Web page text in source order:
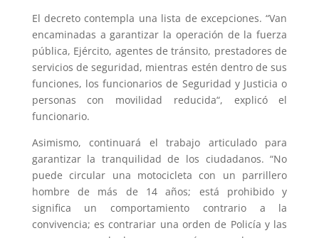
El decreto contempla una lista de excepciones. “Van
encaminadas a garantizar la operación de la fuerza
pública, Ejército, agentes de tránsito, prestadores de
servicios de seguridad, mientras estén dentro de sus
funciones, los funcionarios de Seguridad y Justicia o
personas con movilidad reducida“, explicó el
funcionario.
Asimismo, continuará el trabajo articulado para
garantizar la tranquilidad de los ciudadanos. “No
puede circular una motocicleta con un parrillero
hombre de más de 14 años; está prohibido y
significa un comportamiento contrario a la
convivencia; es contrariar una orden de Policía y las